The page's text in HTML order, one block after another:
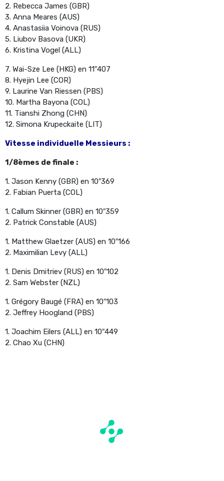
2. Rebecca James (GBR)
3. Anna Meares (AUS)
4. Anastasiia Voinova (RUS)
5. Liubov Basova (UKR)
6. Kristina Vogel (ALL)
7. Wai-Sze Lee (HKG) en 11″407
8. Hyejin Lee (COR)
9. Laurine Van Riessen (PBS)
10. Martha Bayona (COL)
11. Tianshi Zhong (CHN)
12. Simona Krupeckaite (LIT)
Vitesse individuelle Messieurs :
1/8èmes de finale :
1. Jason Kenny (GBR) en 10″369
2. Fabian Puerta (COL)
1. Callum Skinner (GBR) en 10″359
2. Patrick Constable (AUS)
1. Matthew Glaetzer (AUS) en 10″166
2. Maximilian Levy (ALL)
1. Denis Dmitriev (RUS) en 10″102
2. Sam Webster (NZL)
1. Grégory Baugé (FRA) en 10″103
2. Jeffrey Hoogland (PBS)
1. Joachim Eilers (ALL) en 10″449
2. Chao Xu (CHN)